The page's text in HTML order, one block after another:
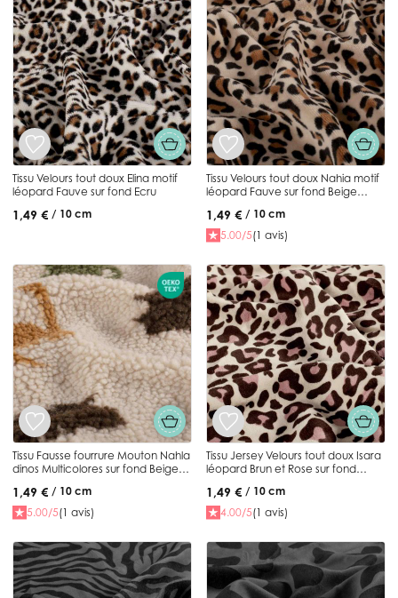
Tissu Velours tout doux Elina motif
léopard Fauve sur fond Ecru
1,49 € / 10 cm
Tissu Velours tout doux Nahia motif
léopard Fauve sur fond Beige
1,49 € / 10 cm
5.00/5(1 avis)
Tissu Fausse fourrure Mouton Nahla
dinos Multicolores sur fond Beige
1,49 € / 10 cm
5.00/5(1 avis)
Tissu Jersey Velours tout doux Isara
léopard Brun et Rose sur fond
1,49 € / 10 cm
4.00/5(1 avis)